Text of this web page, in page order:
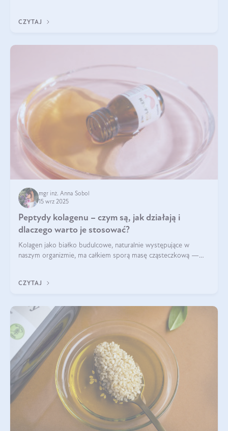
wysokiej jakości suplem
CZYTAJ
mgr inż. Anna Sobol
15 wrz 2025
Peptydy kolagenu – czym są, jak działają i
dlaczego warto je stosować?
Kolagen jako białko budulcowe, naturalnie występujące w
naszym organizmie, ma całkiem sporą masę cząsteczkową —
bardziej biodostępny
CZYTAJ